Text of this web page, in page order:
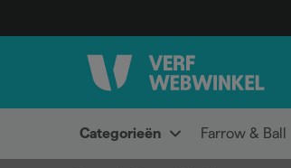
Categorieën Farrow & Ball